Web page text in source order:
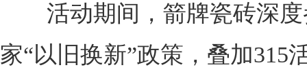
活动期间，箭牌瓷砖深度
家“以旧换新”政策，叠加315